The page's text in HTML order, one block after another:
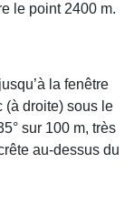
le point 2400 m.
la fenêtre
(à droite) sous le
sur 100 m, très
au-dessus du